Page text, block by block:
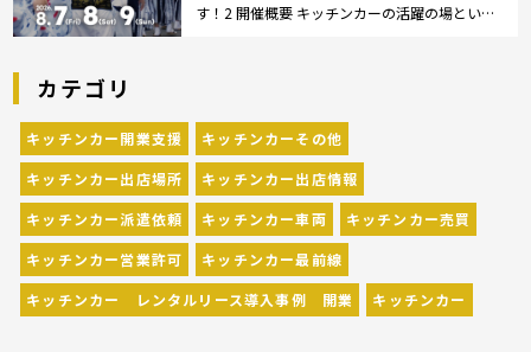
す！2 開催概要 キッチンカーの活躍の場といえ
カテゴリ
キッチンカー開業支援
キッチンカーその他
キッチンカー出店場所
キッチンカー出店情報
キッチンカー派遣依頼
キッチンカー車両
キッチンカー売買
キッチンカー営業許可
キッチンカー最前線
キッチンカー レンタルリース導入事例 開業
キッチンカー